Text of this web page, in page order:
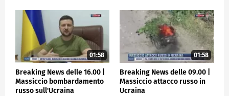
01:58
Breaking News delle 16.00 |
Massiccio bombardamento
russo sull'Ucraina
01:58
Breaking News delle 09.00 |
Massiccio attacco russo in
Ucraina